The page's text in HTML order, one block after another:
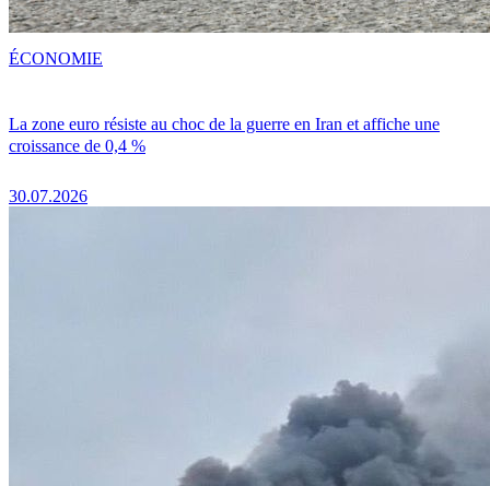
La zone euro résiste au choc de la guerre en Iran et affiche une
croissance de 0,4 %
30.07.2026
ÉCONOMIE